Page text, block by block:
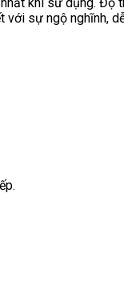
sự ngộ nghĩnh,